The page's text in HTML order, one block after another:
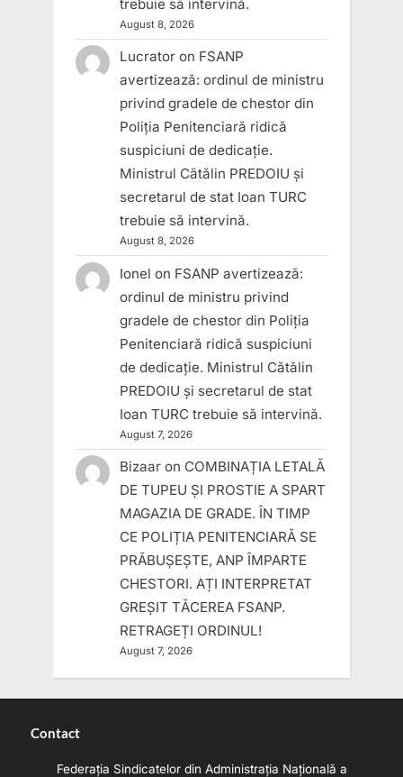
trebuie să intervină.
August 8, 2026
Lucrator on FSANP
avertizează: ordinul de ministru
privind gradele de chestor din
Poliția Penitenciară ridică
suspiciuni de dedicație.
Ministrul Cătălin PREDOIU și
secretarul de stat Ioan TURC
trebuie să intervină.
August 8, 2026
Ionel on FSANP avertizează:
ordinul de ministru privind
gradele de chestor din Poliția
Penitenciară ridică suspiciuni
de dedicație. Ministrul Cătălin
PREDOIU și secretarul de stat
Ioan TURC trebuie să intervină.
August 7, 2026
Bizaar on COMBINAȚIA LETALĂ
DE TUPEU ȘI PROSTIE A SPART
MAGAZIA DE GRADE. ÎN TIMP
CE POLIȚIA PENITENCIARĂ SE
PRĂBUȘEȘTE, ANP ÎMPARTE
CHESTORI. AȚI INTERPRETAT
GREȘIT TĂCEREA FSANP.
RETRAGEȚI ORDINUL!
August 7, 2026
Contact
Federația Sindicatelor din Administrația Națională a